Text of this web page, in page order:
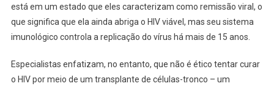
está em um estado que eles caracterizam como remissão viral, o
que significa que ela ainda abriga o HIV viável, mas seu sistema
imunológico controla a replicação do vírus há mais de 15 anos.
Especialistas enfatizam, no entanto, que não é ético tentar curar
o HIV por meio de um transplante de células-tronco – um